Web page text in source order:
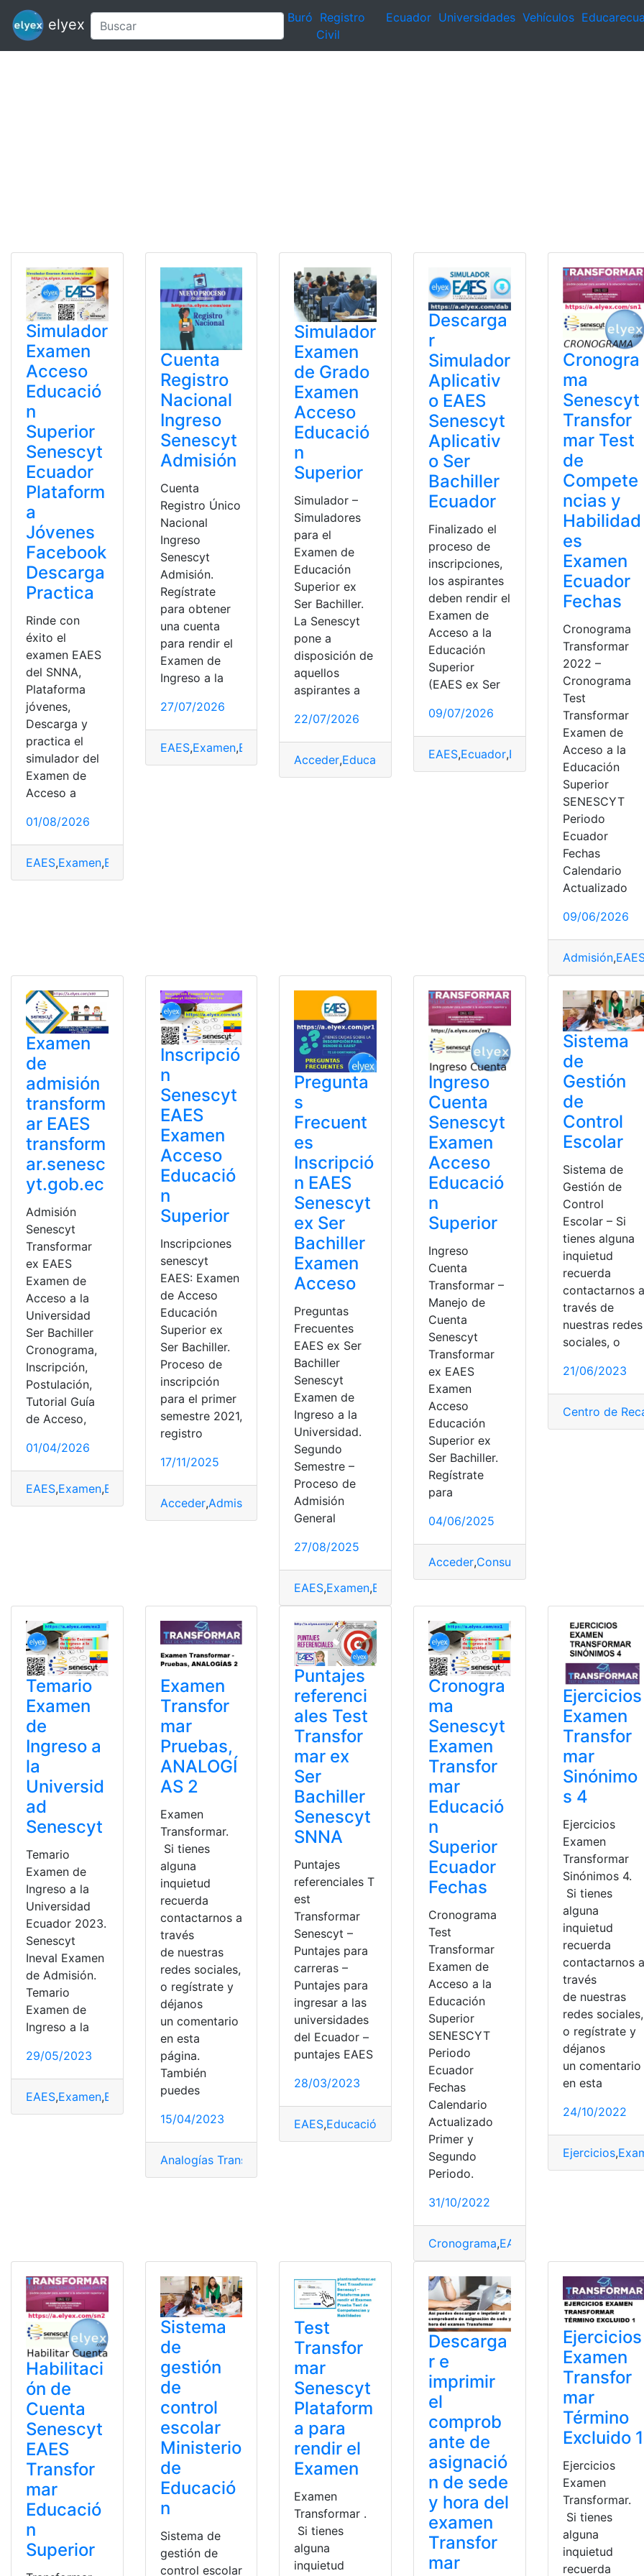
elyex Buró Registro
Civil
Ecuador Universidades Vehículos
Simulador
Examen
Acceso
Educació
n
Superior
Senescyt
Ecuador
Plataform
a
Jóvenes
Facebook
Descarga
Practica
Rinde con
éxito el
examen EAES
del SNNA,
Plataforma
jóvenes,
Descarga y
practica el
simulador del
Examen de
Acceso a
01/08/2026
EAES,Examen,Examen de Acceso Ser Bachiller top1
Cuenta
Registro
Nacional
Ingreso
Senescyt
Admisión
Cuenta
Registro Único
Nacional
Ingreso
Senescyt
Admisión.
Regístrate
para obtener
una cuenta
para rendir el
Examen de
Ingreso a la
27/07/2026
EAES,Examen,Examen de Acceso,Examen de grado ,Examen de Ingreso Herramientas
Simulador
Examen
de Grado
Examen
Acceso
Educació
n
Superior
Simulador –
Simuladores
para el
Examen de
Educación
Superior ex
Ser Bachiller.
La Senescyt
pone a
disposición de
aquellos
aspirantes a
22/07/2026
Acceder,Educación Superior,Examen,Examen de Acceso ,
Descarga
r
Simulador
Aplicativ
o EAES
Senescyt
Aplicativ
o Ser
Bachiller
Ecuador
Finalizado el
proceso de
inscripciones,
los aspirantes
deben rendir el
Examen de
Acceso a la
Educación
Superior
(EAES ex Ser
09/07/2026
EAES,Ecuador,Examen Examen de
Cronogra
ma
Senescyt
Transfor
mar Test
de
Compete
ncias y
Habilidad
es
Examen
Ecuador
Fechas
Cronograma
Transformar
2022 –
Cronograma
Test
Transformar
Examen de
Acceso a la
Educación
Superior
SENESCYT
Periodo
Ecuador
Fechas
Calendario
Actualizado
09/06/2026
Admisión,EAES
Examen
de
admisión
transform
ar EAES
transform
ar.senesc
yt.gob.ec
Admisión
Senescyt
Transformar
ex EAES
Examen de
Acceso a la
Universidad
Ser Bachiller
Cronograma,
Inscripción,
Postulación,
Tutorial Guía
de Acceso,
01/04/2026
EAES,Examen,Examen de grado,Examen de Ingreso,Proyecto de Grado SENESCYT
Inscripció
n
Senescyt
EAES
Examen
Acceso
Educació
n
Superior
Inscripciones
senescyt
EAES: Examen
de Acceso
Educación
Superior ex
Ser Bachiller.
Proceso de
inscripción
para el primer
semestre 2021,
registro
17/11/2025
Acceder,Admisión Educación Superior Examen
Pregunta
s
Frecuent
es
Inscripció
n EAES
Senescyt
ex Ser
Bachiller
Examen
Acceso
Preguntas
Frecuentes
EAES ex Ser
Bachiller
Senescyt
Examen de
Ingreso a la
Universidad.
Segundo
Semestre –
Proceso de
Admisión
General
27/08/2025
EAES,Examen,Examen de Acceso
Ingreso
Cuenta
Senescyt
Examen
Acceso
Educació
n
Superior
Ingreso
Cuenta
Transformar –
Manejo de
Cuenta
Senescyt
Transformar
ex EAES
Examen
Acceso
Educación
Superior ex
Ser Bachiller.
Regístrate
para
04/06/2025
Acceder,Consulta online
Sistema
de
Gestión
de
Control
Escolar
Sistema de
Gestión de
Control
Escolar – Si
tienes alguna
inquietud
recuerda
contactarnos a
través de
nuestras redes
sociales, o
21/06/2023
Centro de
Temario
Examen
de
Ingreso a
la
Universid
ad
Senescyt
Temario
Examen de
Ingreso a la
Universidad
Ecuador 2023.
Senescyt
Ineval Examen
de Admisión.
Temario
Examen de
Ingreso a la
29/05/2023
EAES,Examen,Examen de Acceso SENESCYT
Examen
Transfor
mar
Pruebas,
ANALOGÍ
AS 2
Examen
Transformar.
Si tienes
alguna
inquietud
recuerda
contactarnos a
través
de nuestras
redes sociales,
o regístrate y
déjanos
un comentario
en esta
página.
También
puedes
15/04/2023
Analogías Transformar Examen de Ingreso examen senecyt, examen
Puntajes
referenci
ales Test
Transfor
mar ex
Ser
Bachiller
Senescyt
SNNA
Puntajes
referenciales T
est
Transformar
Senescyt –
Puntajes para
carreras –
Puntajes para
ingresar a las
universidades
del Ecuador –
puntajes EAES
28/03/2023
EAES,Educación Educación Superior
Cronogra
ma
Senescyt
Examen
Transfor
mar
Educació
n
Superior
Ecuador
Fechas
Cronograma
Test
Transformar
Examen de
Acceso a la
Educación
Superior
SENESCYT
Periodo
Ecuador
Fechas
Calendario
Actualizado
Primer y
Segundo
Periodo.
31/10/2022
Cronograma,EAES
Ejercicios
Examen
Transfor
mar
Sinónimo
s 4
Ejercicios
Examen
Transformar
Sinónimos 4.
Si tienes
alguna
inquietud
recuerda
contactarnos a
través
de nuestras
redes sociales,
o regístrate y
déjanos
un comentario
en esta
24/10/2022
Ejercicios,
Habilitaci
ón de
Cuenta
Senescyt
EAES
Transfor
mar
Educació
n
Superior
Sistema
de
gestión
de
control
escolar
Ministerio
de
Educació
n
Sistema de
gestión de
control escolar
Test
Transfor
mar
Senescyt
Plataform
a para
rendir el
Examen
Examen
Transformar .
Si tienes
alguna
inquietud
Descarga
r e
imprimir
el
comprob
ante de
asignació
n de sede
y hora del
examen
Transfor
mar
Ejercicios
Examen
Transfor
mar
Término
Excluido 1
Ejercicios
Examen
Transformar.
Si tienes
alguna
inquietud
recuerda